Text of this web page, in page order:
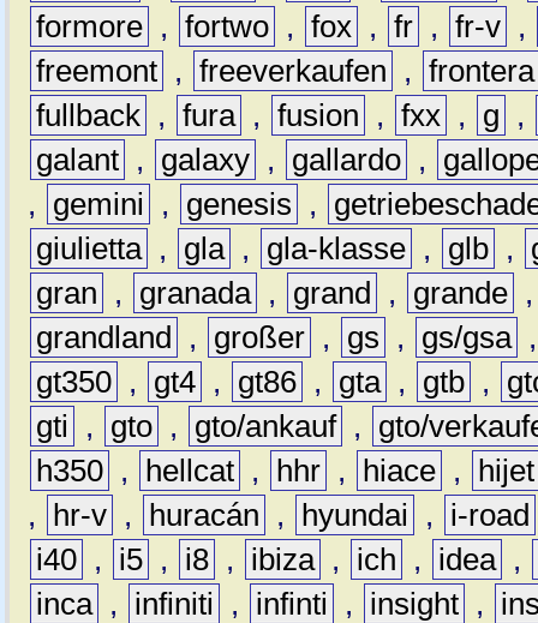
formore , fortwo , fox , fr , fr-v ,
freemont , freeverkaufen , frontera
fullback , fura , fusion , fxx , g
,
galant , galaxy , gallardo ,
,
gemini , genesis ,
giulietta , gla , gla-klasse , glb ,
gran
, granada , grand , grande
grandland
, großer , gs , gs/gsa
gt350 , gt4 , gt86 , gta , gtb ,
gti
, gto , gto/ankauf ,
gto/
h350 , hellcat , hhr , hiace ,
hijet
,
hr-v , huracán , hyundai ,
i-road
i40 , i5 , i8 , ibiza , ich , idea ,
inca , infiniti , infinti , insight ,